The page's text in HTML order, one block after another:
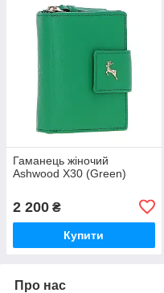
Гаманець жіночий
Ashwood X30 (Green)
2 200 ₴
Купити
Про нас